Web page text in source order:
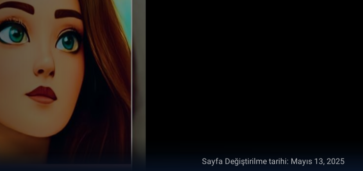
Sayfa Değiştirilme tarihi: Mayıs 13, 2025